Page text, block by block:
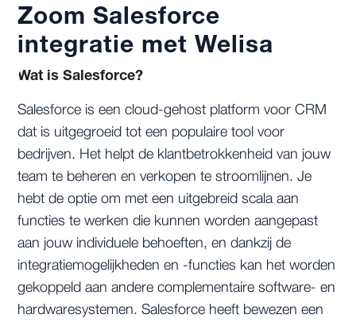
Zoom Salesforce
integratie met Welisa
Wat is Salesforce?
Salesforce is een cloud-gehost platform voor CRM
dat is uitgegroeid tot een populaire tool voor
bedrijven. Het helpt de klantbetrokkenheid van jouw
team te beheren en verkopen te stroomlijnen. Je
hebt de optie om met een uitgebreid scala aan
functies te werken die kunnen worden aangepast
aan jouw individuele behoeften, en dankzij de
integratiemogelijkheden en -functies kan het worden
gekoppeld aan andere complementaire software- en
hardwaresystemen. Salesforce heeft bewezen een